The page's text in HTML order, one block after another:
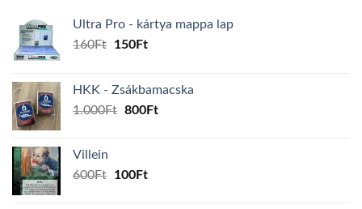
Ultra Pro - kártya mappa lap
160Ft
Original
160Ft.
150FtCurrent
150Ft.
HKK - Zsákbamacska
1.000Ft Original
800FtCurrent
Villein
600Ft
Original
100FtCurrent